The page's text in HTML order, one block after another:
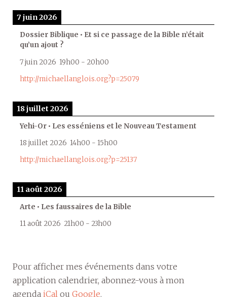
7 juin 2026
Dossier Biblique • Et si ce passage de la Bible n’était
qu’un ajout ?
7 juin 2026 19h00 - 20h00
http://michaellanglois.org?p=25079
18 juillet 2026
Yehi-Or • Les esséniens et le Nouveau Testament
18 juillet 2026 14h00 - 15h00
http://michaellanglois.org?p=25137
11 août 2026
Arte • Les faussaires de la Bible
11 août 2026 21h00 - 23h00
Pour afficher mes événements dans votre
application calendrier, abonnez-vous à mon
agenda iCal ou Google.